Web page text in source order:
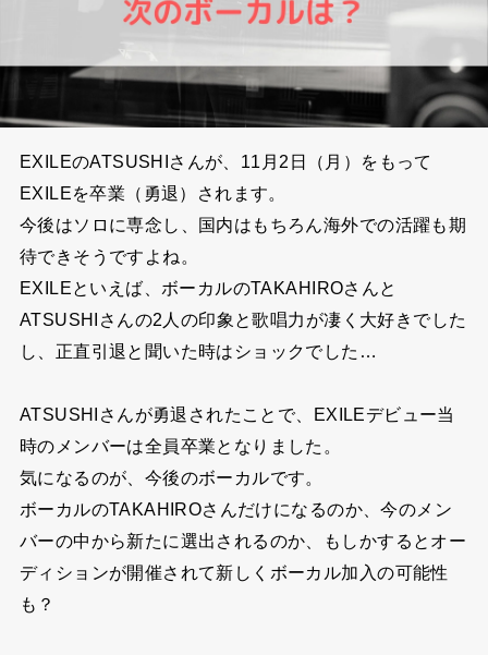
EXILEのATSUSHIさんが、11月2日（月）をもって
EXILEを卒業（勇退）されます。
今後はソロに専念し、国内はもちろん海外での活躍も期
待できそうですよね。
EXILEといえば、ボーカルのTAKAHIROさんと
ATSUSHIさんの2人の印象と歌唱力が凄く大好きでした
し、正直引退と聞いた時はショックでした…
ATSUSHIさんが勇退されたことで、EXILEデビュー当
時のメンバーは全員卒業となりました。
気になるのが、今後のボーカルです。
ボーカルのTAKAHIROさんだけになるのか、今のメン
バーの中から新たに選出されるのか、もしかするとオー
ディションが開催されて新しくボーカル加入の可能性
も？